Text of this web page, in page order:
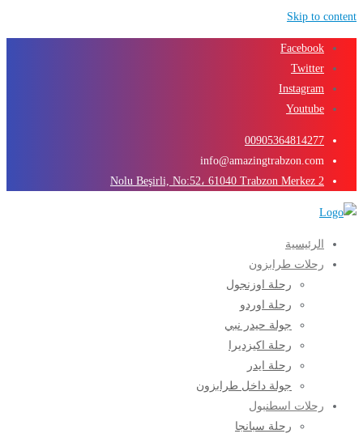
Skip to content
Facebook
Twitter
Instagram
Youtube
00905364814277
info@amazingtrabzon.com
2 Nolu Beşirli, No:52، 61040 Trabzon Merkez
الرئيسية
رحلات طرابزون
رحلة اوزنجول
رحلة اوردو
جولة حيدر نبي
رحلة اكيزديرا
رحلة ايدر
جولة داخل طرابزون
رحلات اسطنبول
رحلة سبانجا